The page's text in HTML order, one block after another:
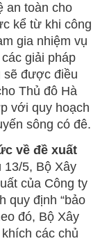
an toàn cho
kể từ khi công
gia nhiệm vụ
giải pháp
sẽ được điều
Thủ đô Hà
với quy hoạch
sông có đê.
về đề xuất
13/5, Bộ Xây
của Công ty
quy định “bảo
đó, Bộ Xây
các chủ